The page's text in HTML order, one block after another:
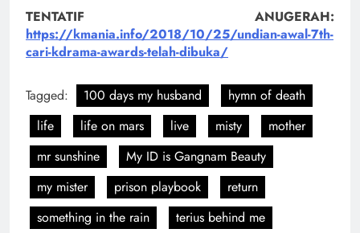
TENTATIF ANUGERAH:
https://kmania.info/2018/10/25/undian-awal-7th-
cari-kdrama-awards-telah-dibuka/
Tagged: 100 days my husband
hymn of death
life
life on mars live misty
mother
mr sunshine
My ID is Gangnam Beauty
my mister
prison playbook
return
something in the rain
terius behind me